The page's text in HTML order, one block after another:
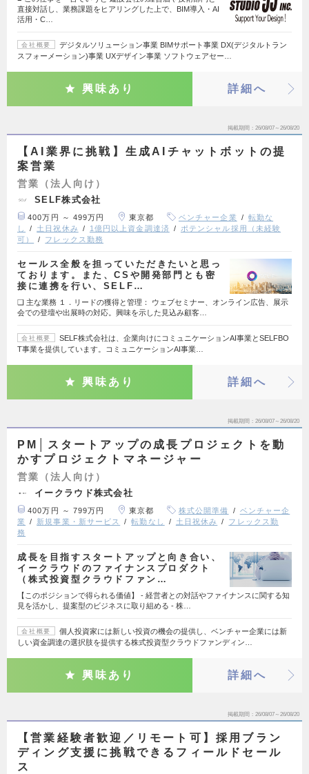
直接対話し、業務課題をヒアリングした上で、BIM導入・AI
活用・C…
会社概要
デジタルソリューション事業 BIMサポート事業 DX(デジタルトラン
スフォーメーション)事業 UXデザイン事業 ソフトウェアセー…
興味あり 詳細へ
掲載期間 26/08/07～26/08/20
【AI業界に挑戦】生成AIチャットボットの提
案営業
営業（法人向け）
SELF株式会社
400万円 ～ 499万円 東京都 ベンチャー企業
転勤な
し
土日祝休み 1億円以上資金調達済
ポテンシャル採用（未経験
可）
フレックス勤務
セールス全般を担っていただきたいと思っ
ております。また、CSや開発部門とも密
接に連携を行い、SELF…
❑ 主な業務 １．リードの獲得と管理： ウェブセミナー、オンライン広告、展示
会での登壇や出展時の対応。興味を示した見込み顧客…
会社概要
SELF株式会社は、企業向けにコミュニケーションAI事業とSELFBO
T事業を提供しています。コミュニケーションAI事業…
興味あり 詳細へ
掲載期間 26/08/07～26/08/20
PM│スタートアップの成長プロジェクトを動
かすプロジェクトマネージャー
営業（法人向け）
イークラウド株式会社
400万円 ～ 799万円 東京都 株式公開準備
ベンチャー企
業
新規事業・新サービス 転勤なし 土日祝休み
フレックス勤
務
成長を目指すスタートアップと向き合い、
イークラウドのファイナンスプロダクト
（株式投資型クラウドファン…
【このポジションで得られる価値】 - 経営者との対話やファイナンスに関する知
見を活かし、提案型のビジネスに取り組める - 株…
会社概要
個人投資家には新しい投資の機会の提供し、ベンチャー企業には新
しい資金調達の選択肢を提供する株式投資型クラウドファンディン…
興味あり 詳細へ
掲載期間 26/08/07～26/08/20
【営業経験者歓迎／リモート可】採用ブラン
ディング支援に挑戦できるフィールドセール
ス